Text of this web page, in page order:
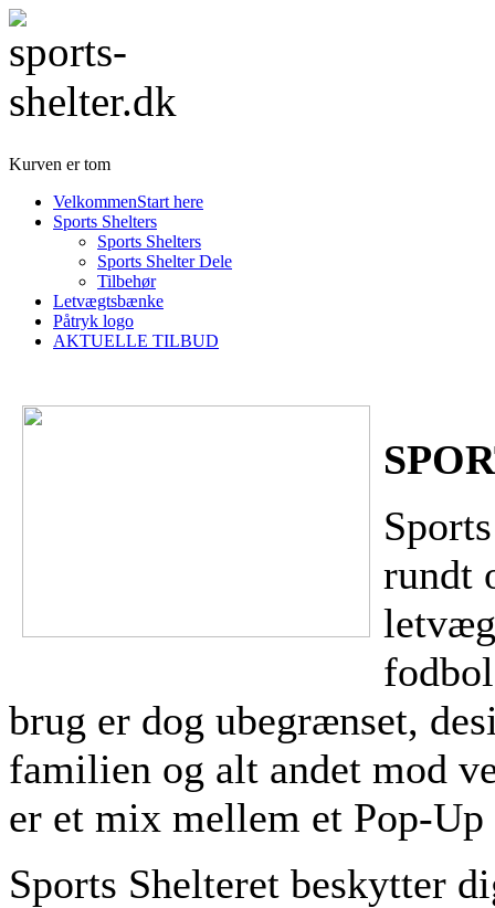
Kurven er tom
VelkommenStart here
Sports Shelters
Sports Shelters
Sports Shelter Dele
Tilbehør
Letvægtsbænke
Påtryk logo
AKTUELLE TILBUD
rundt
brug er dog ubegrænset,
familien og alt andet mod
er et mix mellem et Pop-
Sports Shelteret beskytter